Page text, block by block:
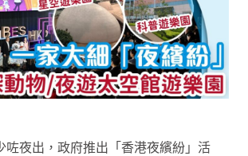
咗夜出，政府推出「香港夜繽紛」活